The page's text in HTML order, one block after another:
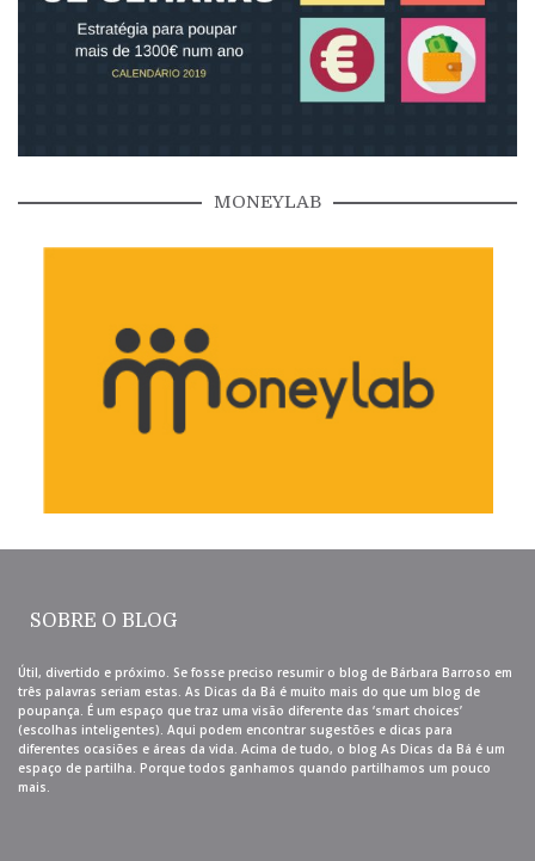
MONEYLAB
SOBRE O BLOG
Útil, divertido e próximo. Se fosse preciso resumir o blog de Bárbara Barroso em
três palavras seriam estas. As Dicas da Bá é muito mais do que um blog de
poupança. É um espaço que traz uma visão diferente das ‘smart choices’
(escolhas inteligentes). Aqui podem encontrar sugestões e dicas para
diferentes ocasiões e áreas da vida. Acima de tudo, o blog As Dicas da Bá é um
espaço de partilha. Porque todos ganhamos quando partilhamos um pouco
mais.